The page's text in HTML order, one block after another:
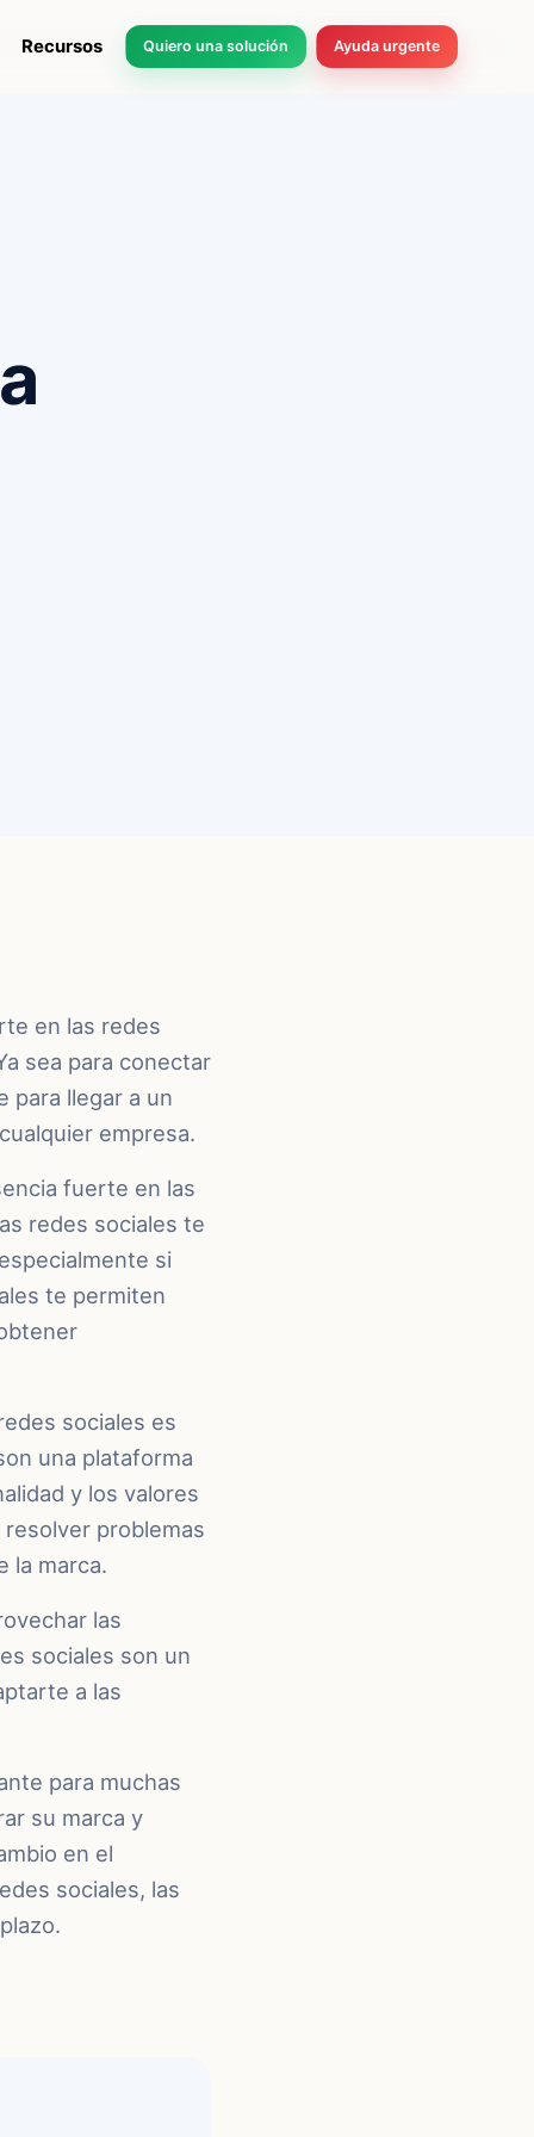
Recursos Quiero una solución Ayuda urgente
en las redes
sea para conectar
para llegar a un
empresa.
fuerte en las
redes sociales te
si
te permiten
sociales es
una plataforma
y los valores
problemas
la marca.
las
sociales son un
a las
para muchas
su marca y
en el
sociales, las